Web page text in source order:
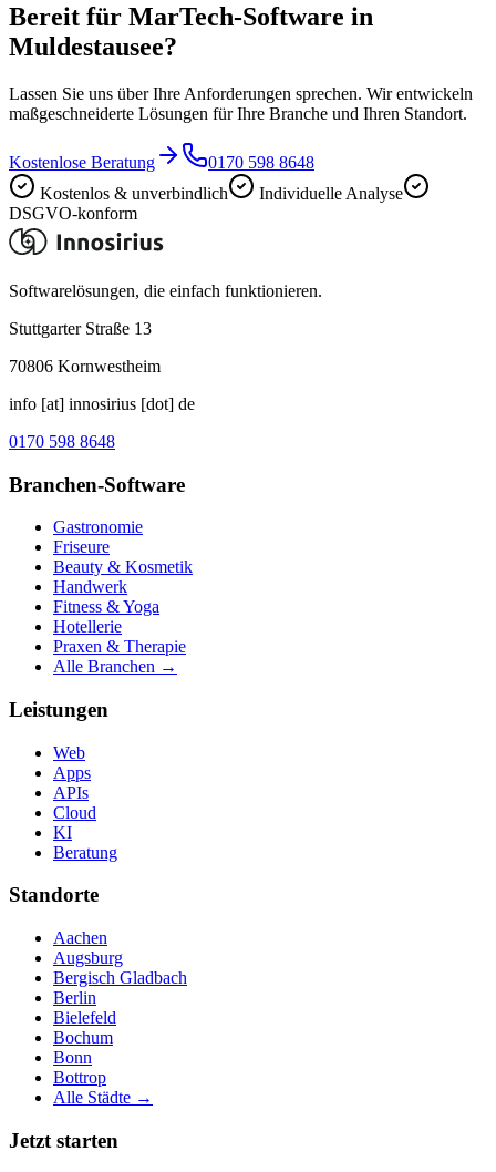
Bereit für MarTech-Software in
Muldestausee?
Lassen Sie uns über Ihre Anforderungen sprechen. Wir entwickeln
maßgeschneiderte Lösungen für Ihre Branche und Ihren Standort.
Kostenlose Beratung
0170 598 8648
Kostenlos & unverbindlich
Individuelle Analyse
DSGVO-konform
Softwarelösungen, die einfach funktionieren.
Stuttgarter Straße 13
70806 Kornwestheim
info [at] innosirius [dot] de
0170 598 8648
Branchen-Software
Gastronomie
Friseure
Beauty & Kosmetik
Handwerk
Fitness & Yoga
Hotellerie
Praxen & Therapie
Alle Branchen →
Leistungen
Web
Apps
APIs
Cloud
KI
Beratung
Standorte
Aachen
Augsburg
Bergisch Gladbach
Berlin
Bielefeld
Bochum
Bonn
Bottrop
Alle Städte →
Jetzt starten